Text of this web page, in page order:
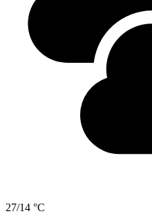
27/14 °C